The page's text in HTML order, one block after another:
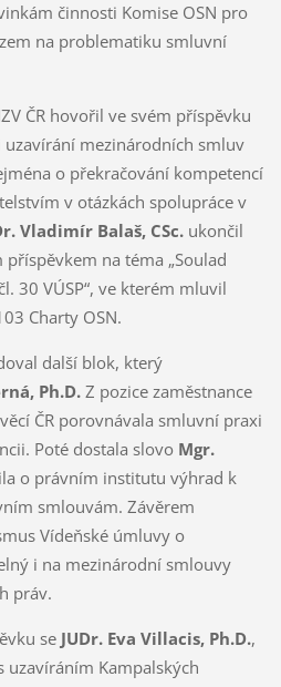
činnosti Komise OSN pro
na problematiku smluvní
ČR hovořil ve svém příspěvku
mezinárodních smluv
o překračování kompetencí
v otázkách spolupráce v
Vladimír Balaš, CSc. ukončil
na téma „Soulad
30 VÚSP“, ve kterém mluvil
Charty OSN.
další blok, který
Ph.D. Z pozice zaměstnance
ČR porovnávala smluvní praxi
Poté dostala slovo Mgr.
o právním institutu výhrad k
smlouvám. Závěrem
Vídeňské úmluvy o
i na mezinárodní smlouvy
práv.
se JUDr. Eva Villacis, Ph.D.,
uzavíráním Kampalských